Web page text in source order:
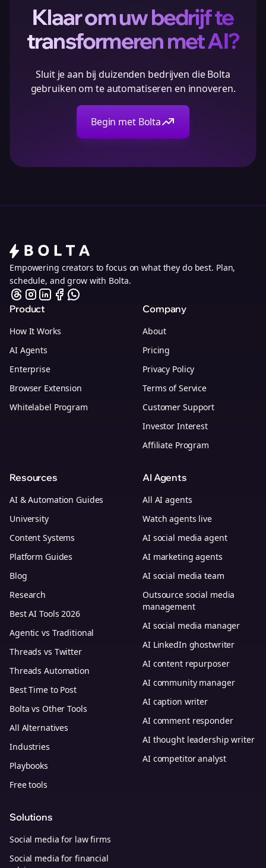
Klaar om uw bedrijf te
transformeren met AI?
Sluit je aan bij duizenden bedrijven die Bolta
gebruiken om te automatiseren en innoveren.
Begin met Bolta
Empowering creators to focus on what they do best. Plan,
schedule, and grow with Bolta.
Product
How It Works
AI Agents
Enterprise
Browser Extension
Whitelabel Program
Company
About
Pricing
Privacy Policy
Terms of Service
Customer Support
Investor Interest
Affiliate Program
Resources
AI & Automation Guides
University
Content Systems
Platform Guides
Blog
Research
Best AI Tools 2026
Agentic vs Traditional
Threads vs Twitter
Threads Automation
Best Time to Post
Bolta vs Other Tools
All Alternatives
Industries
Playbooks
Free tools
AI Agents
All AI agents
Watch agents live
AI social media agent
AI marketing agents
AI social media team
Outsource social media
management
AI social media manager
AI LinkedIn ghostwriter
AI content repurposer
AI community manager
AI caption writer
AI comment responder
AI thought leadership writer
AI competitor analyst
Solutions
Social media for law firms
Social media for financial